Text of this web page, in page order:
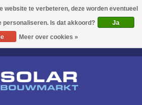
0 Artikelen - €0,00
Ja
Meer over cookies »